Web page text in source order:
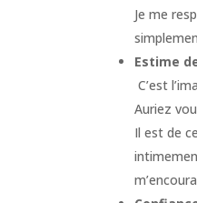
Je me
Estime
C’est
Auriez
Il est de